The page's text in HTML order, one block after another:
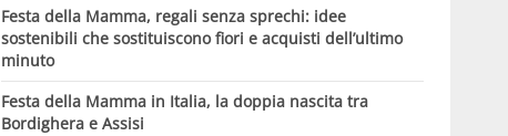
Festa della Mamma, regali senza sprechi: idee
sostenibili che sostituiscono fiori e acquisti dell’ultimo
minuto
Festa della Mamma in Italia, la doppia nascita tra
Bordighera e Assisi